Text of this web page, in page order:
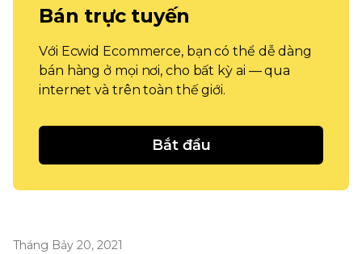
Bán trực tuyến
Với Ecwid Ecommerce, bạn có thể dễ dàng
bán hàng ở mọi nơi, cho bất kỳ ai — qua
internet và trên toàn thế giới.
Bắt đầu
Tháng Bảy 20, 2021